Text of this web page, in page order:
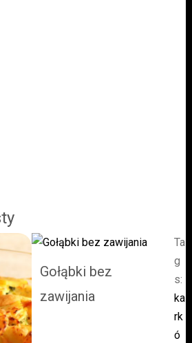
Gołąbki bez
zawijania
Ta
g
s:
ka
rk
ó